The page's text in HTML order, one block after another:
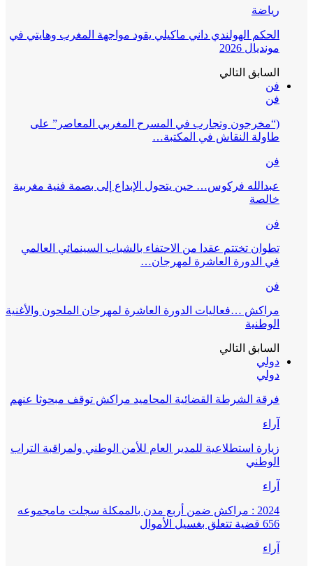
رياضة
الحكم الهولندي داني ماكيلي يقود مواجهة المغرب وهايتي في
مونديال 2026
السابق التالي
فن
فن
(“مخرجون وتجارب في المسرح المغربي المعاصر” على
طاولة النقاش في المكتبة…
فن
عبدالله فركوس… حين يتحول الإبداع إلى بصمة فنية مغربية
خالصة
فن
تطوان تختتم عقدا من الاحتفاء بالشباب السينمائي العالمي
في الدورة العاشرة لمهرجان…
فن
مراكش …فعاليات الدورة العاشرة لمهرجان الملحون والأغنية
الوطنية
السابق التالي
دولي
دولي
فرقة الشرطة القضائية المحاميد مراكش توقف مبحوثا عنهم
آراء
زيارة استطلاعية للمدير العام للأمن الوطني ولمراقبة التراب
الوطني
آراء
2024 : مراكش ضمن أربع مدن بالممكلة سجلت مامجموعه
656 قضية تتعلق بغسيل الأموال
آراء